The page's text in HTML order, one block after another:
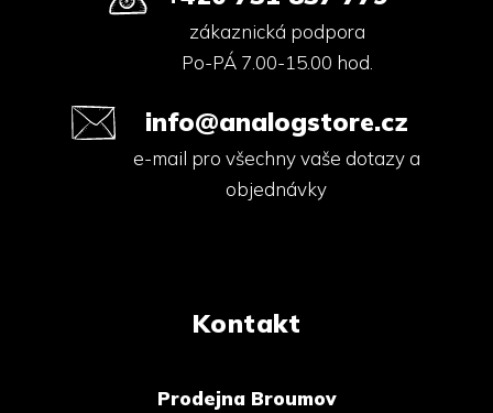
zákaznická podpora
Po-PÁ 7.00-15.00 hod.
info@analogstore.cz
e-mail pro všechny vaše dotazy a
objednávky
Kontakt
Prodejna Broumov